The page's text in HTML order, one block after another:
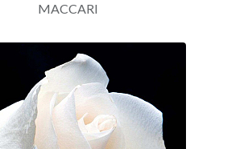
MACCARI